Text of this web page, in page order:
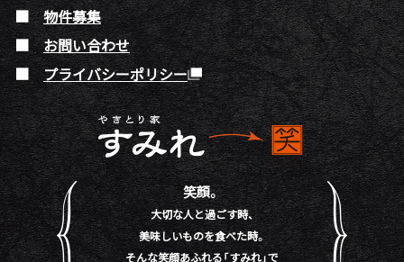
物件募集
お問い合わせ
プライバシーポリシー
笑顔。
大切な人と過ごす時、
美味しいものを食べた時。
そんな笑顔あふれる「すみれ」で